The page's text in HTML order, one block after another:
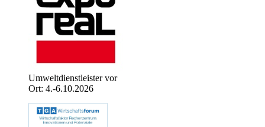
Umweltdienstleister vor
Ort: 4.-6.10.2026